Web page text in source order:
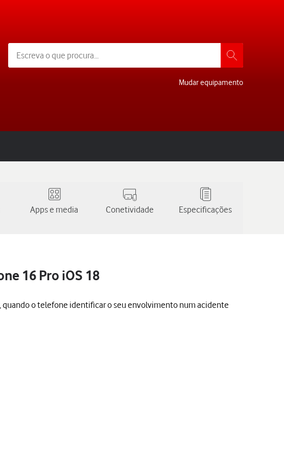
Mudar equipamento
Apps e media Conetividade Especificações
16 Pro iOS 18
o telefone identificar o seu envolvimento num acidente